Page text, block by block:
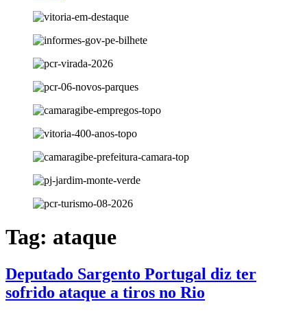
Tag: ataque
Deputado Sargento Portugal diz ter
sofrido ataque a tiros no Rio